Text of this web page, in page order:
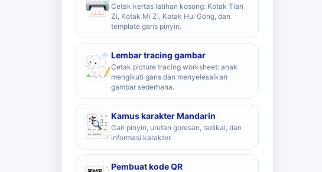
Cetak kertas latihan kosong: Kotak Tian
Zi, Kotak Mi Zi, Kotak Hui Gong, dan
template garis pinyin.
Lembar tracing gambar
Cetak picture tracing worksheet: anak
mengikuti garis dan menyelesaikan
gambar sederhana.
Kamus karakter Mandarin
Cari pinyin, urutan goresan, radikal, dan
informasi karakter.
Pembuat kode QR